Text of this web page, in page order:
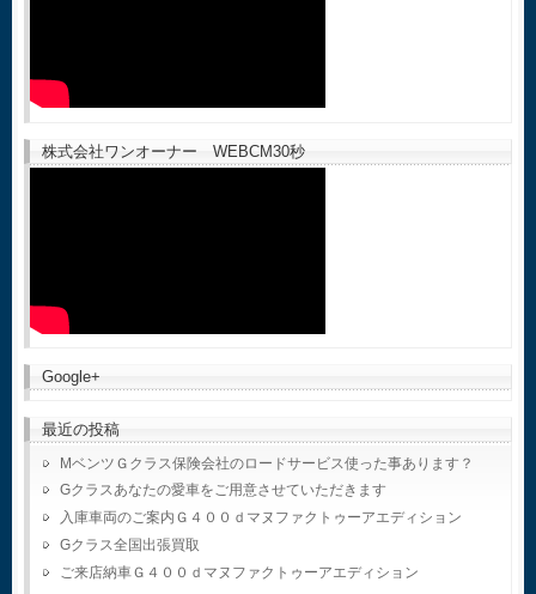
株式会社ワンオーナー WEBCM30秒
Google+
最近の投稿
MベンツＧクラス保険会社のロードサービス使った事あります？
Gクラスあなたの愛車をご用意させていただきます
入庫車両のご案内Ｇ４００ｄマヌファクトゥーアエディション
Gクラス全国出張買取
ご来店納車Ｇ４００ｄマヌファクトゥーアエディション